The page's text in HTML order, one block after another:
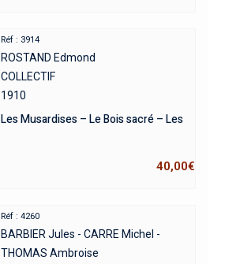
Réf : 3914
ROSTAND Edmond
COLLECTIF
1910
Les Musardises – Le Bois sacré – Les
40,00€
Réf : 4260
BARBIER Jules - CARRE Michel -
THOMAS Ambroise